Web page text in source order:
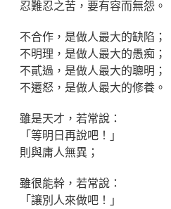
忍難忍之苦，要有容而無怨。
不合作，是做人最大的缺陷；
不明理，是做人最大的愚痴；
不貳過，是做人最大的聰明；
不遷怒，是做人最大的修養。
雖是天才，若常說：
「等明日再說吧！」
則與庸人無異；
雖很能幹，若常說：
「讓別人來做吧！」